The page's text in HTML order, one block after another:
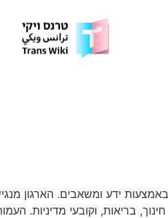
ידע ומשאבים. הארגון
בריאות, וקובעי